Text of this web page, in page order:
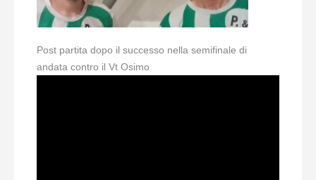
Post partita dopo il successo nella semifinale di
andata contro il Vt Osimo